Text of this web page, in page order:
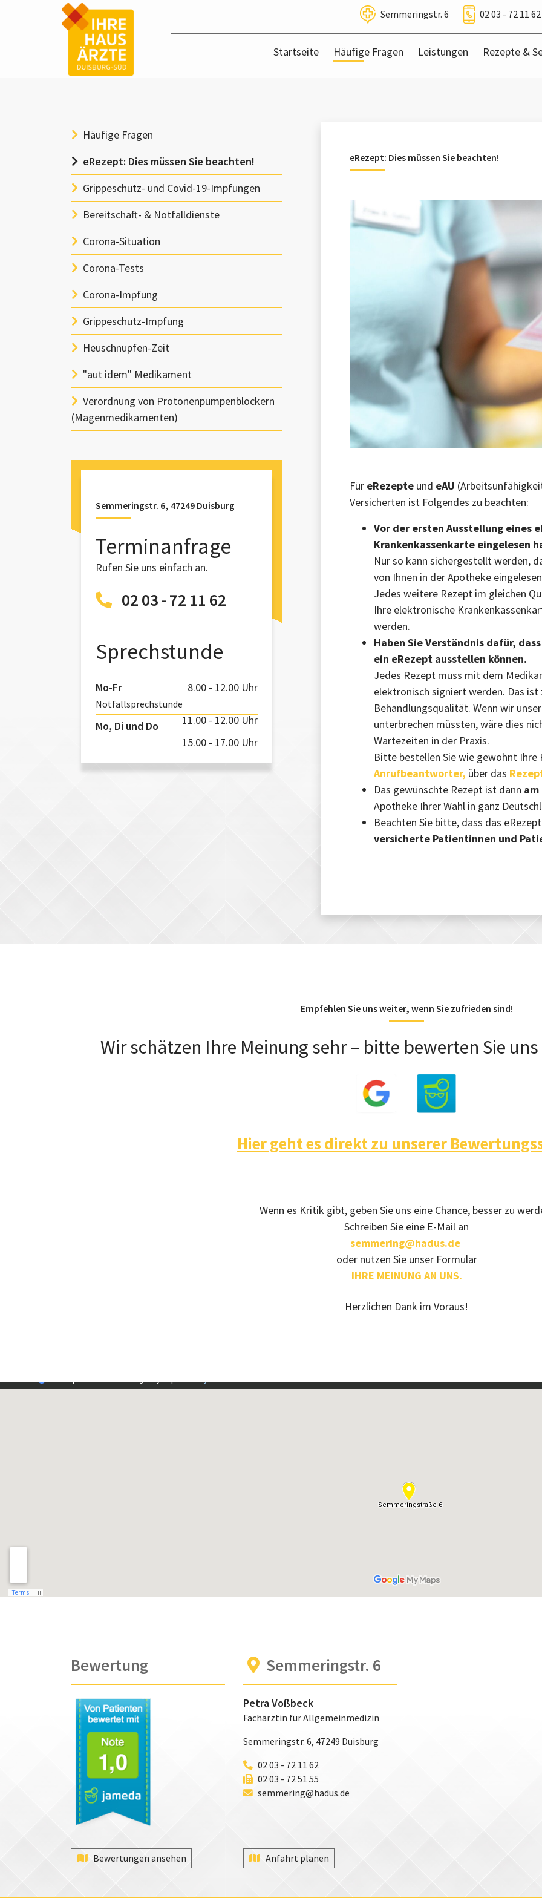
Semmeringstr. 6 02 03 - 72 11 62
Startseite Häufige Fragen Leistungen Rezepte &
Häufige Fragen
eRezept: Dies müssen Sie beachten!
Grippeschutz- und Covid-19-Impfungen
Bereitschaft- & Notfalldienste
Corona-Situation
Corona-Tests
Corona-Impfung
Grippeschutz-Impfung
Heuschnupfen-Zeit
"aut idem" Medikament
Verordnung von Protonenpumpenblockern
(Magenmedikamenten)
Semmeringstr. 6, 47249 Duisburg
Terminanfrage
Rufen Sie uns einfach an.
02 03 - 72 11 62
Sprechstunde
Mo-Fr 8.00 - 12.00 Uhr
Notfallsprechstunde
11.00 - 12.00 Uhr
Mo, Di und Do
15.00 - 17.00 Uhr
eRezept: Dies müssen Sie beachten!
Für eRezepte und eAU
Versicherten ist Folgendes zu beachten:
Vor der ersten Ausstellung eines
Krankenkassenkarte eingelesen
Nur so kann sichergestellt werden,
von Ihnen in der Apotheke
Jedes weitere Rezept im gleichen
Ihre elektronische
werden.
Haben Sie Verständnis dafür,
ein eRezept ausstellen können.
Jedes Rezept muss mit dem
elektronisch signiert werden. Das
Behandlungsqualität. Wenn wir
unterbrechen müssten, wäre dies
Wartezeiten in der Praxis.
Bitte bestellen Sie wie gewohnt Ihre
Anrufbeantworter, über das
Das gewünschte Rezept ist dann
Apotheke Ihrer Wahl in ganz
Beachten Sie bitte, dass das
versicherte Patientinnen und
Empfehlen Sie uns weiter, wenn Sie zufrieden sind!
Wir schätzen Ihre Meinung sehr – bitte bewerten Sie
Hier geht es direkt zu unserer
Wenn es Kritik gibt, geben Sie uns eine Chance, besser zu
Schreiben Sie eine E-Mail an
semmering@hadus.de
oder nutzen Sie unser Formular
IHRE MEINUNG AN UNS.
Herzlichen Dank im Voraus!
Bewertung
Bewertungen ansehen
Semmeringstr. 6
Petra Voßbeck
Fachärztin für Allgemeinmedizin
Semmeringstr. 6, 47249 Duisburg
02 03 - 72 11 62
02 03 - 72 51 55
semmering@hadus.de
Anfahrt planen